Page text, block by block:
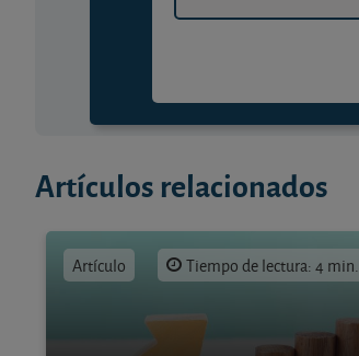
Artículos relacionados
Artículo Tiempo de lectura: 4 min.